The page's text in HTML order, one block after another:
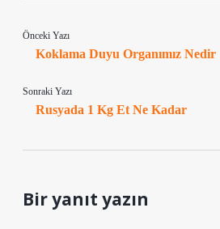
Önceki Yazı
Koklama Duyu Organımız Nedir
Sonraki Yazı
Rusyada 1 Kg Et Ne Kadar
Bir yanıt yazın